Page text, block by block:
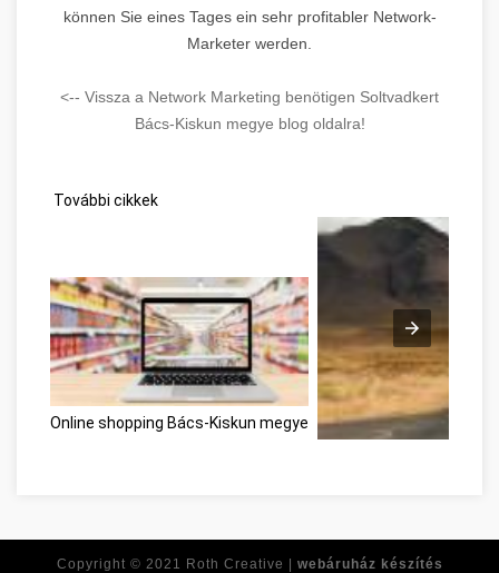
können Sie eines Tages ein sehr profitabler Network-
Marketer werden.
<-- Vissza a Network Marketing benötigen Soltvadkert
Bács-Kiskun megye blog oldalra!
További cikkek
Online shopping Bács-Kiskun megye
Copyright © 2021 Roth Creative | webáruház készítés